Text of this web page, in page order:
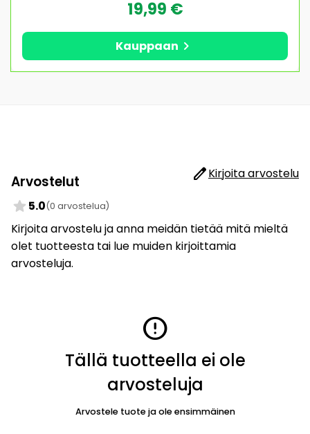
19,99 €
Kauppaan chevron_right
Arvostelut editKirjoita arvostelu
star 5.0(0 arvostelua)
Kirjoita arvostelu ja anna meidän tietää mitä mieltä
olet tuotteesta tai lue muiden kirjoittamia
arvosteluja.
error
Tällä tuotteella ei ole
arvosteluja
Arvostele tuote ja ole ensimmäinen